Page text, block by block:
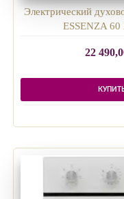
Электрический
ESSENZA
22